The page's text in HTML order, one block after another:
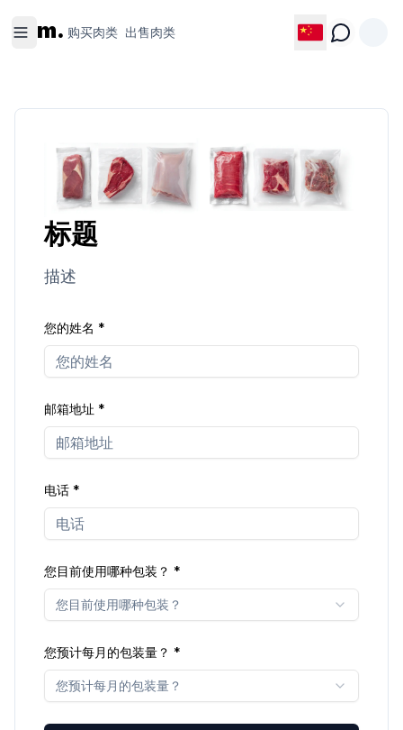
m. 购买肉类 出售肉类
标题
描述
您的姓名 *
邮箱地址 *
电话 *
您目前使用哪种包装？ *
您目前使用哪种包装？
您预计每月的包装量？ *
您预计每月的包装量？